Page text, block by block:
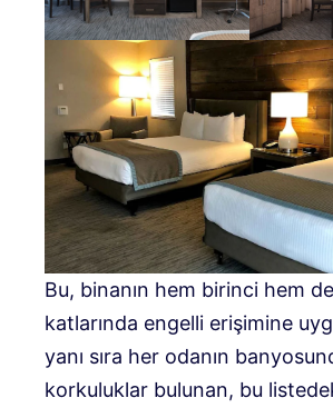
Bu, binanın hem birinci hem
katlarında engelli erişimine
yanı sıra her odanın
korkuluklar bulunan, bu